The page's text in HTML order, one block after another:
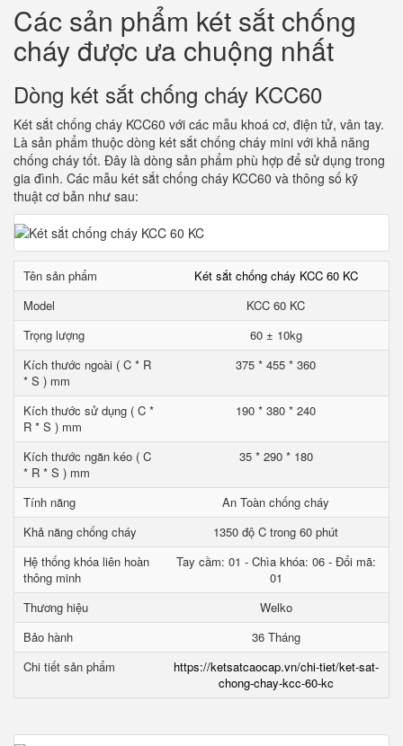
Các sản phẩm két sắt chống
cháy được ưa chuộng nhất
Dòng két sắt chống cháy KCC60
Két sắt chống cháy KCC60 với các mẫu khoá cơ, điện tử, vân tay.
Là sản phẩm thuộc dòng két sắt chống cháy mini với khả năng
chống cháy tốt. Đây là dòng sản phẩm phù hợp để sử dụng trong
gia đình. Các mẫu két sắt chống cháy KCC60 và thông số kỹ
thuật cơ bản như sau:
Tên sản phẩm
Két sắt chống cháy KCC 60 KC
Model
KCC 60 KC
Trọng lượng
60 ± 10kg
Kích thước ngoài ( C * R
* S ) mm
375 * 455 * 360
Kích thước sử dụng ( C *
R * S ) mm
190 * 380 * 240
Kích thước ngăn kéo ( C
* R * S ) mm
35 * 290 * 180
Tính năng
An Toàn chống cháy
Khả năng chống cháy
1350 độ C trong 60 phút
Hệ thống khóa liên hoàn
thông minh
Tay cầm: 01 - Chìa khóa: 06 - Đổi mã:
01
Thương hiệu
Welko
Bảo hành
36 Tháng
Chi tiết sản phẩm
https://ketsatcaocap.vn/chi-tiet/ket-sat-
chong-chay-kcc-60-kc